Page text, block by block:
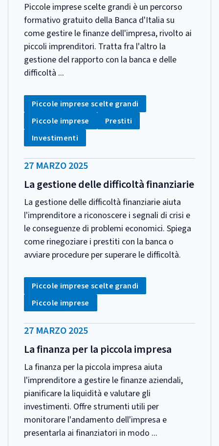
Piccole imprese scelte grandi è un percorso
formativo gratuito della Banca d'Italia su
come gestire le finanze dell'impresa, rivolto ai
piccoli imprenditori. Tratta fra l'altro la
gestione del rapporto con la banca e delle
difficoltà ...
CATEGORIA:
Tag:
Piccole imprese scelte grandi
Tag:
Piccole imprese Tag:
Prestiti
Tag:
Investimenti
DATA
PUBBLICAZIONE:
27 MARZO 2025
La gestione delle difficoltà finanziarie
La gestione delle difficoltà finanziarie aiuta
l'imprenditore a riconoscere i segnali di crisi e
le conseguenze di problemi economici. Spiega
come rinegoziare i prestiti con la banca o
avviare procedure per superare le difficoltà.
CATEGORIA:
Tag:
Piccole imprese scelte grandi
Tag:
Piccole imprese
DATA
PUBBLICAZIONE:
27 MARZO 2025
La finanza per la piccola impresa
La finanza per la piccola impresa aiuta
l'imprenditore a gestire le finanze aziendali,
pianificare la liquidità e valutare gli
investimenti. Offre strumenti utili per
monitorare l'andamento dell'impresa e
presentarla ai finanziatori in modo ...